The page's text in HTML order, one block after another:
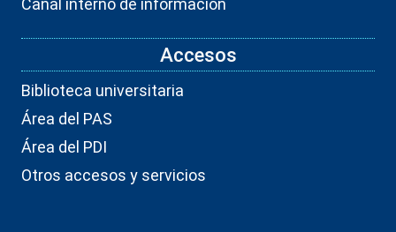
Canal interno de información
Accesos
Biblioteca universitaria
Área del PAS
Área del PDI
Otros accesos y servicios